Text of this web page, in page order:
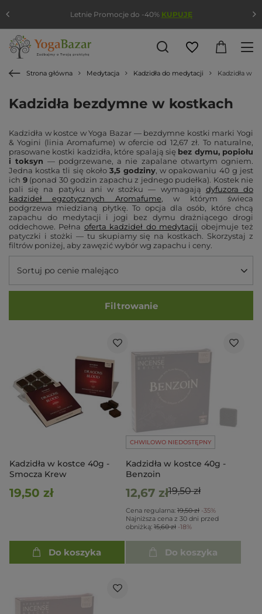
Strona główna Medytacja Kadzidła do medytacji Kadzidła w
Kadzidła bezdymne w kostkach
Kadzidła w kostce w Yoga Bazar — bezdymne kostki marki Yogi
& Yogini (linia Aromafume) w ofercie od 12,67 zł. To naturalne,
prasowane kostki kadzidła, które spalają się bez dymu, popiołu
i toksyn — podgrzewane, a nie zapalane otwartym ogniem.
Jedna kostka tli się około 3,5 godziny, w opakowaniu 40 g jest
ich 9(ponad 30 godzin zapachu z jednego pudełka). Kostek nie
pali się na patyku ani w stożku — wymagają dyfuzora do
kadzideł egzotycznych Aromafume, w którym świeca
podgrzewa miedzianą płytkę. To opcja dla osób, które chcą
zapachu do medytacji i jogi bez dymu drażniącego drogi
oddechowe. Pełna oferta kadzideł do medytacji obejmuje też
patyczki i stożki — tu skupiamy się na kostkach. Skorzystaj z
filtrów poniżej, aby zawęzić wybór wg zapachu i ceny.
Sortuj po cenie malejąco
Filtrowanie
Kadzidła w kostce 40g -
Smocza Krew
19,50 zł
Do koszyka
CHWILOWO NIEDOSTĘPNY
Kadzidła w kostce 40g -
Benzoin
12,67 zł19,50 zł
Cena regularna: 19,50 zł -35%
Najniższa cena z 30 dni przed
obniżką: 15,60 zł -18%
Do koszyka
Letnie Promocje do -40% KUPUJĘ